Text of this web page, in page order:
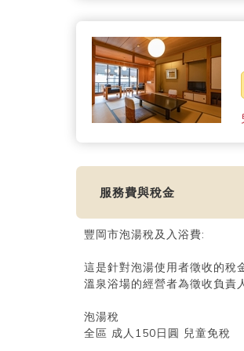
服務費與稅金
豐岡市泡湯稅及入浴費:
這是針對泡湯使用者徵收的稅
溫泉浴場的經營者為徵收負責
泡湯稅
全區 成人150日圓 兒童免稅